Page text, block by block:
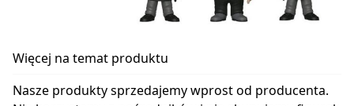
Więcej na temat produktu
Nasze produkty sprzedajemy wprost od producenta.